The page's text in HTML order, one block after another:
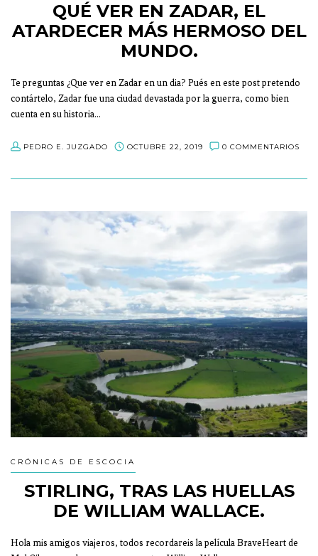
QUÉ VER EN ZADAR, EL
ATARDECER MÁS HERMOSO DEL
MUNDO.
Te preguntas ¿Que ver en Zadar en un dia? Pués en este post pretendo
contártelo, Zadar fue una ciudad devastada por la guerra, como bien
cuenta en su historia…
PEDRO E. JUZGADO OCTUBRE 22, 2019 0 COMMENTARIOS
CRÓNICAS DE ESCOCIA
STIRLING, TRAS LAS HUELLAS
DE WILLIAM WALLACE.
Hola mis amigos viajeros, todos recordareis la película BraveHeart de